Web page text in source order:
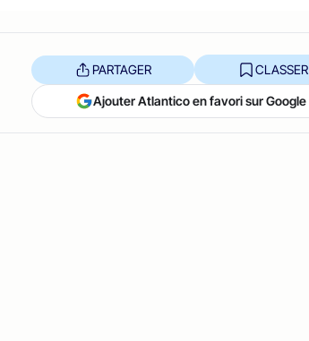
PARTAGER CLASSER
Ajouter Atlantico en favori sur Google